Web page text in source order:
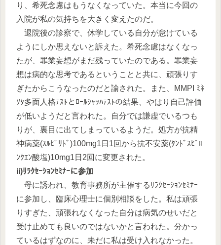
り、希死念慮はもうなくなっていた。本当に今回の
入院が私の気持ちを大きく変えたのだ。
退院後の診察で、休学している自分が怠けている
ようにしか思えないと訴えた。希死念慮はなくなっ
たが、罪業妄想がまだ残っていたのである。罪業妄
想は病的な思考であるということと共に、頑張りす
ぎたからこうなったのだと諭された。また、MMPI ﾐﾈ
ｿﾀ多面人格ﾃｽﾄとﾛｰﾙｼｬｯﾊﾃｽﾄの結果、やはり自己評価
が低いようだと言われた。自分では謙虚でいるつも
りが、裏目に出てしまっているようだ。処方が抗精
神病薬(ｽﾙﾋﾟﾘﾄﾞ)100mg1日1回から抗不安薬(ﾀﾝﾄﾞｽﾋﾟﾛ
ﾝｸｴﾝ酸塩)10mg1日2回に変更された。
ii)ﾘﾗｸｾｰｼｮﾝｾﾐﾅｰに参加
母に誘われ、教育事務所が主催するﾘﾗｸｾｰｼｮﾝｾﾐﾅｰ
に参加し、臨床心理士に個別相談をした。私は頑張
りすぎた、頑張れなくなった自分は病気のせいだと
受け止めても良いのではないかと言われた。分かっ
ているはずなのに、未だに私は受け入れなかった。